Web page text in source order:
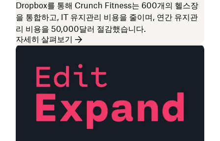
Dropbox를 통해 Crunch Fitness는 600개의 헬스장
을 통합하고, IT 유지관리 비용을 줄이며, 연간 유지관
리 비용을 50,000달러 절감했습니다.
자세히 살펴보기